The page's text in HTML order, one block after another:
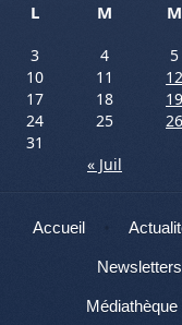
L
M M
3
4 5
10
11 12
17
18 19
24
25 26
31
« Juil
Menu
Aller au contenu
Accueil
Newsletters